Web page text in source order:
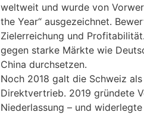
weltweit und wurde von
the Year“ ausgezeichnet.
Zielerreichung und
gegen starke Märkte wie
China durchsetzen.
Noch 2018 galt die Schweiz
Direktvertrieb. 2019 gründete
Niederlassung – und